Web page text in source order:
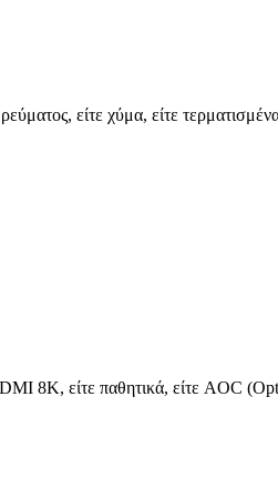
είτε χύμα, είτε
8K, είτε παθητικά, είτε AOC